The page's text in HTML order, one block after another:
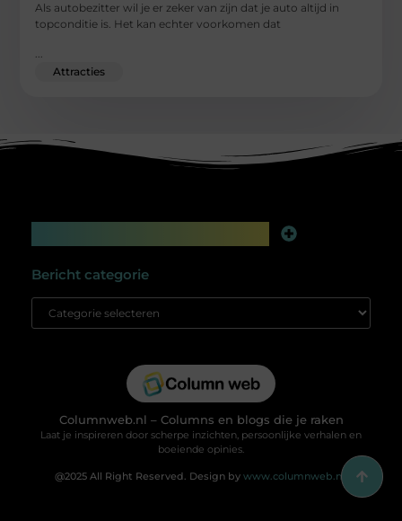
Als autobezitter wil je er zeker van zijn dat je auto altijd in
topconditie is. Het kan echter voorkomen dat
Attracties
Bericht categorie
Columnweb.nl – Columns en blogs die je raken
Laat je inspireren door scherpe inzichten, persoonlijke verhalen en
boeiende opinies.
@2025 All Right Reserved. Design by www.columnweb.nl.